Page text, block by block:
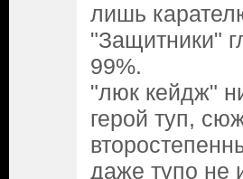
лишь
"Защитники"
99%.
"люк кейдж"
герой туп,
даже тупо не